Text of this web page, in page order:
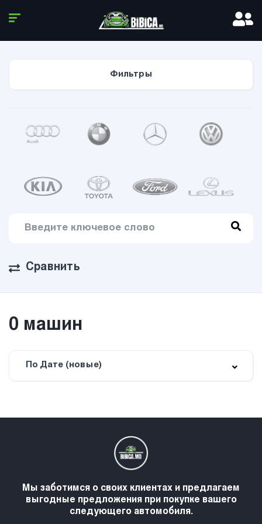
Фильтры
Сравнить
0 машин
По Дате (новые)
Мы заботимся о своих клиентах и предлагаем
выгодные предложения при покупке вашего
следующего автомобиля.